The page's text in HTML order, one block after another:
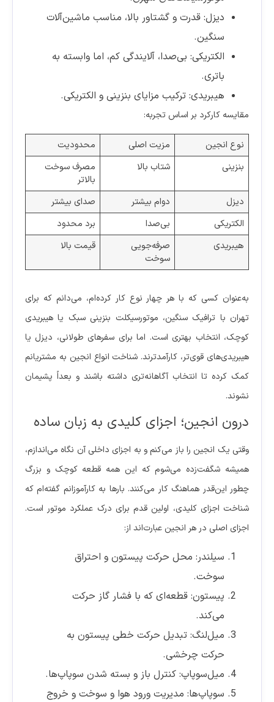
دیزل: قدرت و گشتاور بالا، مناسب ماشین‌آلات
سنگین.
الکتریکی: بی‌صدا، آلایندگی کم، اما وابسته به
باتری.
هیبریدی: ترکیب مزایای بنزینی و الکتریکی.
مقایسه کارکرد بر اساس تجربه:
نوع انجین مزیت اصلی
محدودیت
بنزینی
شتاب بالا
مصرف سوخت
بالاتر
دیزل
دوام بیشتر
صدای بیشتر
الکتریکی
بی‌صدا
برد محدود
هیبریدی
صرفه‌جویی
سوخت
قیمت بالا
به‌عنوان کسی که با هر چهار نوع کار کرده‌ام، می‌دانم که برای
تهران با ترافیک سنگین، موتورسیکلت بنزینی سبک یا هیبریدی
کوچک، انتخاب بهتری است. اما برای سفرهای طولانی، دیزل یا
هیبریدی‌های قوی‌تر، کارآمدترند. شناخت انواع انجین به مشتریانم
کمک کرده تا انتخاب آگاهانه‌تری داشته باشند و بعداً پشیمان
نشوند.
درون انجین؛ اجزای کلیدی به زبان ساده
وقتی یک انجین را باز می‌کنم و به اجزای داخلی آن نگاه می‌اندازم،
همیشه شگفت‌زده می‌شوم که این همه قطعه کوچک و بزرگ
چطور این‌قدر هماهنگ کار می‌کنند. بارها به کارآموزانم گفته‌ام که
شناخت اجزای کلیدی، اولین قدم برای درک عملکرد موتور است.
اجزای اصلی در هر انجین عبارت‌اند از:
سیلندر: محل حرکت پیستون و احتراق
سوخت.
پیستون: قطعه‌ای که با فشار گاز حرکت
می‌کند.
میل‌لنگ: تبدیل حرکت خطی پیستون به
حرکت چرخشی.
میل‌سوپاپ: کنترل باز و بسته شدن سوپاپ‌ها.
سوپاپ‌ها: مدیریت ورود هوا و سوخت و خروج